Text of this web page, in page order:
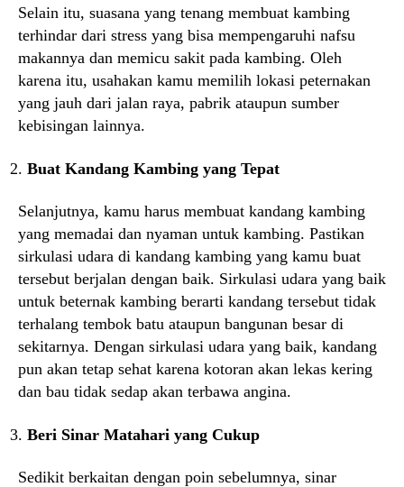
Selain itu, suasana yang tenang membuat kambing
terhindar dari stress yang bisa mempengaruhi nafsu
makannya dan memicu sakit pada kambing. Oleh
karena itu, usahakan kamu memilih lokasi peternakan
yang jauh dari jalan raya, pabrik ataupun sumber
kebisingan lainnya.
Buat Kandang Kambing yang Tepat
Selanjutnya, kamu harus membuat kandang kambing
yang memadai dan nyaman untuk kambing. Pastikan
sirkulasi udara di kandang kambing yang kamu buat
tersebut berjalan dengan baik. Sirkulasi udara yang baik
untuk beternak kambing berarti kandang tersebut tidak
terhalang tembok batu ataupun bangunan besar di
sekitarnya. Dengan sirkulasi udara yang baik, kandang
pun akan tetap sehat karena kotoran akan lekas kering
dan bau tidak sedap akan terbawa angina.
Beri Sinar Matahari yang Cukup
Sedikit berkaitan dengan poin sebelumnya, sinar